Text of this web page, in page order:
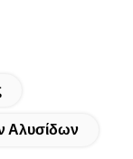
Αλυσίδων